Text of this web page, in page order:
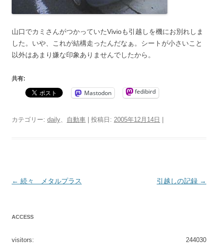
山口でカミさんがつかっていたVivioも引越しを機にお別れしま
した。いや、これが結構走ったんだなぁ。シートが小さいこと
以外はあまり嫌な印象ありませんでしたから。
共有:
Mastodon fedibird
カテゴリー: daily 自動車 | 投稿日: 2005年12月14日 |
投
← 続々 メタルプラス 引越しの記録 →
ACCESS
244030
visitors: